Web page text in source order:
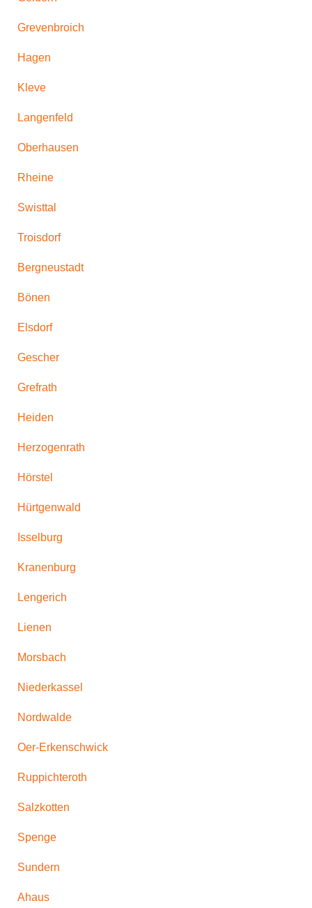
Grevenbroich
Hagen
Kleve
Langenfeld
Oberhausen
Rheine
Swisttal
Troisdorf
Bergneustadt
Bönen
Elsdorf
Gescher
Grefrath
Heiden
Herzogenrath
Hörstel
Hürtgenwald
Isselburg
Kranenburg
Lengerich
Lienen
Morsbach
Niederkassel
Nordwalde
Oer-Erkenschwick
Ruppichteroth
Salzkotten
Spenge
Sundern
Ahaus